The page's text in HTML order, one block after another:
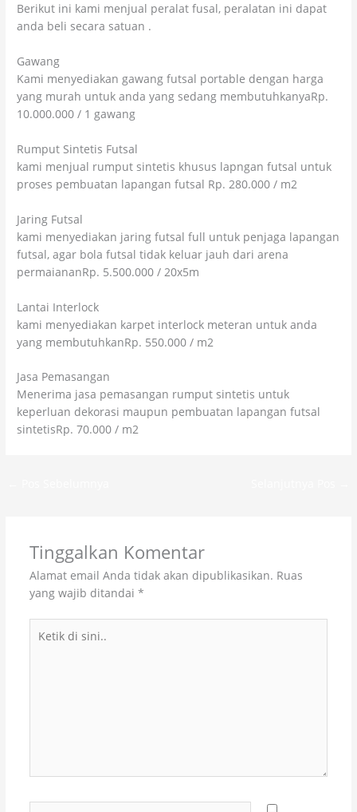
Berikut ini kami menjual peralat fusal, peralatan ini dapat
anda beli secara satuan .
Gawang
Kami menyediakan gawang futsal portable dengan harga
yang murah untuk anda yang sedang membutuhkanyaRp.
10.000.000 / 1 gawang
Rumput Sintetis Futsal
kami menjual rumput sintetis khusus lapngan futsal untuk
proses pembuatan lapangan futsal Rp. 280.000 / m2
Jaring Futsal
kami menyediakan jaring futsal full untuk penjaga lapangan
futsal, agar bola futsal tidak keluar jauh dari arena
permaiananRp. 5.500.000 / 20x5m
Lantai Interlock
kami menyediakan karpet interlock meteran untuk anda
yang membutuhkanRp. 550.000 / m2
Jasa Pemasangan
Menerima jasa pemasangan rumput sintetis untuk
keperluan dekorasi maupun pembuatan lapangan futsal
sintetisRp. 70.000 / m2
Tinggalkan Komentar
Alamat email Anda tidak akan dipublikasikan. Ruas
yang wajib ditandai *